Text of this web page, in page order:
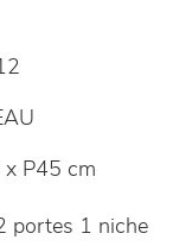
P45 cm
portes 1 niche